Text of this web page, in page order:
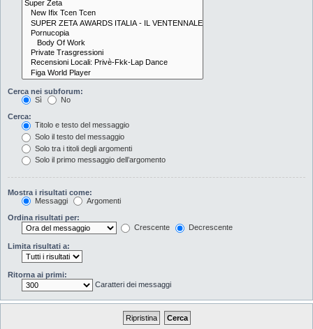
Cerca nei subforum:
Sì
No
Cerca:
Titolo e testo del messaggio
Solo il testo del messaggio
Solo tra i titoli degli argomenti
Solo il primo messaggio dell’argomento
Mostra i risultati come:
Messaggi
Argomenti
Ordina risultati per:
Crescente
Decrescente
Limita risultati a:
Ritorna ai primi:
Caratteri dei messaggi